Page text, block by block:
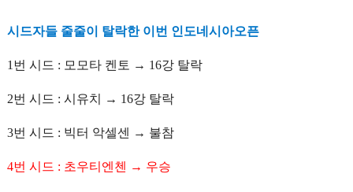
시드자들 줄줄이 탈락한 이번 인도네시아오픈
1번 시드 : 모모타 켄토 → 16강 탈락
2번 시드 : 시유치 → 16강 탈락
3번 시드 : 빅터 악셀센 → 불참
4번 시드 : 초우티엔첸 → 우승